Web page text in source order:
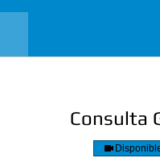
Consulta